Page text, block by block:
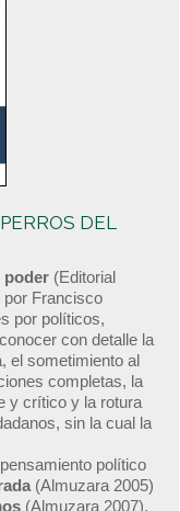
DEL
poder (Editorial
por Francisco
por políticos,
con detalle la
el sometimiento al
completas, la
y crítico y la rotura
sin la cual la
político
(Almuzara 2005)
(Almuzara 2007).